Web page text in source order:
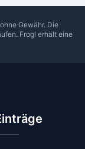
Gewähr. Die
Frogl erhält eine